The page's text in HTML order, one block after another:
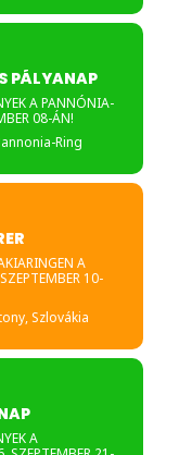
PÁLYANAP
A PANNÓNIA-
08-ÁN!
Ring
A
10-
Szlovákia
A